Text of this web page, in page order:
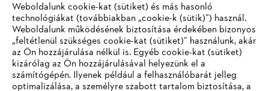
#STIHL
Weboldalunk cookie-kat (sütiket) és más hasonló
technológiákat (továbbiakban „cookie-k (sütik)”) használ.
Weboldalunk működésének biztosítása érdekében bizonyos
„feltétlenül szükséges cookie-kat (sütiket)” használunk, akár
az Ön hozzájárulása nélkül is. Egyéb cookie-kat (sütiket)
kizárólag az Ön hozzájárulásával helyezünk el a
számítógépén. Ilyenek például a felhasználóbarát jelleg
optimalizálása, a személyre szabott tartalom biztosítása, a